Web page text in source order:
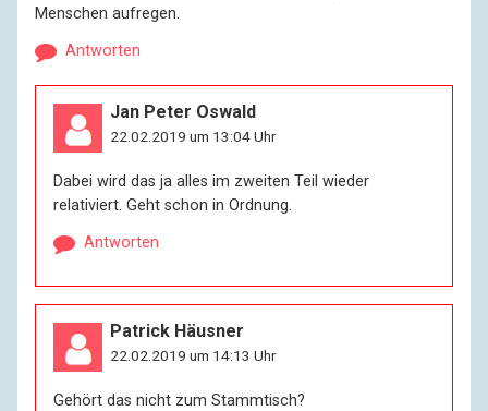
Menschen aufregen.
Antworten
Jan Peter Oswald
22.02.2019 um 13:04 Uhr
Dabei wird das ja alles im zweiten Teil wieder
relativiert. Geht schon in Ordnung.
Antworten
Patrick Häusner
22.02.2019 um 14:13 Uhr
Gehört das nicht zum Stammtisch?